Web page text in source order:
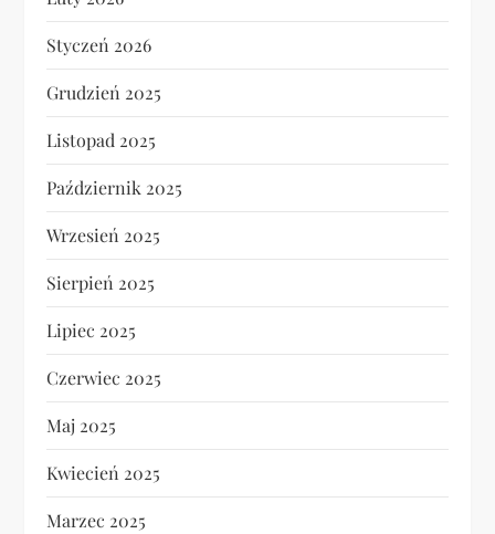
Styczeń 2026
Grudzień 2025
Listopad 2025
Październik 2025
Wrzesień 2025
Sierpień 2025
Lipiec 2025
Czerwiec 2025
Maj 2025
Kwiecień 2025
Marzec 2025